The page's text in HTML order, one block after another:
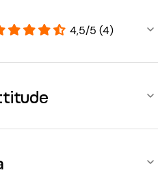
4,5/5 (4)